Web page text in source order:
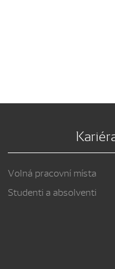
Volná pracovní místa
Studenti a absolventi